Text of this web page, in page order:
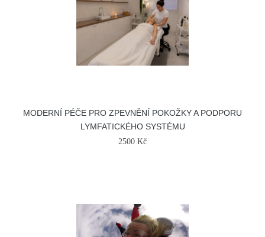
MODERNÍ PÉČE PRO ZPEVNĚNÍ POKOŽKY A PODPORU
LYMFATICKÉHO SYSTÉMU
2500 Kč